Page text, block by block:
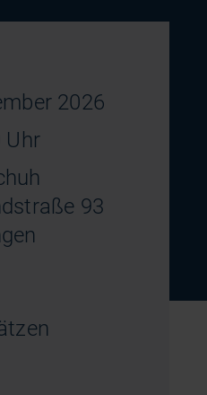
2026
Uhr
93